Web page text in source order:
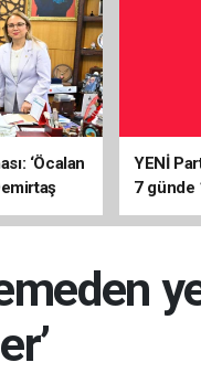
‘Öcalan
YENİ
7 günde
liralık